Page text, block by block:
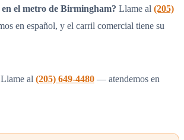
el metro de Birmingham? Llame al (205)
en español, y el carril comercial tiene su
Llame al (205) 649-4480 — atendemos en